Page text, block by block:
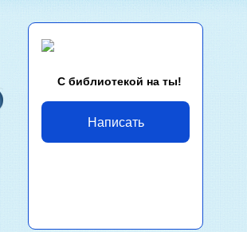
С библиотекой на ты!
Написать